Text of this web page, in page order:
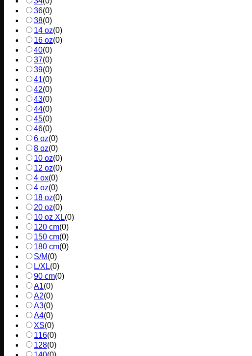
36(0)
38(0)
14 oz(0)
16 oz(0)
40(0)
37(0)
39(0)
41(0)
42(0)
43(0)
44(0)
45(0)
46(0)
6 oz(0)
8 oz(0)
10 oz(0)
12 oz(0)
4 ox(0)
4 oz(0)
18 oz(0)
20 oz(0)
10 oz XL(0)
120 cm(0)
150 cm(0)
180 cm(0)
S/M(0)
L/XL(0)
90 cm(0)
A1(0)
A2(0)
A3(0)
A4(0)
XS(0)
116(0)
128(0)